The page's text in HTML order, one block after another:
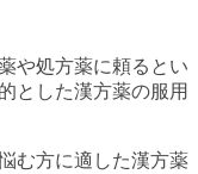
や処方薬に頼るとい
とした漢方薬の服用
む方に適した漢方薬